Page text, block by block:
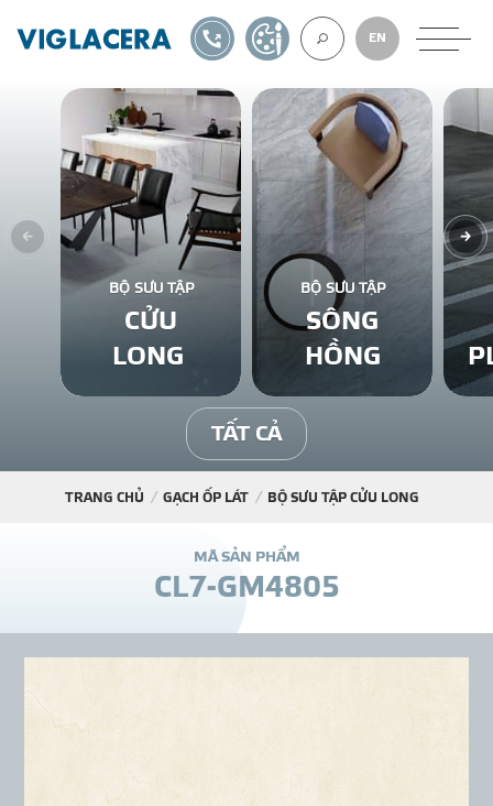
VỀ CHÚNG
GẠCH ỐP LÁT
BÊ TÔNG KHÍ
NGÓI LỢP
KÊNH PHÂN
THƯ
EN
1900561582TỰ THIẾT KẾ
BỘ SƯU TẬP
CỬU
LONG
BỘ SƯU TẬP
SÔNG
HỒNG
TẤT CẢ
TRANG CHỦ GẠCH ỐP LÁT BỘ SƯU TẬP CỬU LONG
MÃ SẢN PHẨM
CL7-GM4805